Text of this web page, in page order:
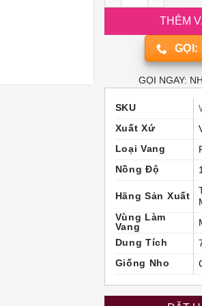
THÊM
GỌI:
GỌI NGAY:
SKU
Xuất Xứ
Loại Vang
Nồng Độ
Hãng Sản Xuất
Vùng Làm
Vang
Dung Tích
Giống Nho